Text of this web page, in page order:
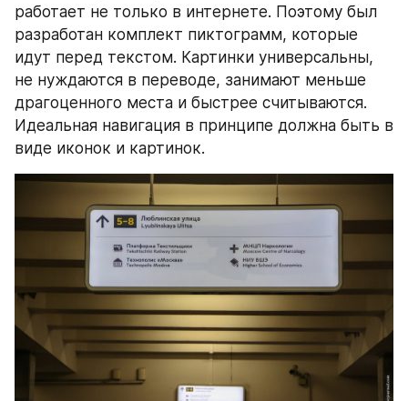
работает не только в интернете. Поэтому был
разработан комплект пиктограмм, которые
идут перед текстом. Картинки универсальны,
не нуждаются в переводе, занимают меньше
драгоценного места и быстрее считываются.
Идеальная навигация в принципе должна быть в
виде иконок и картинок.